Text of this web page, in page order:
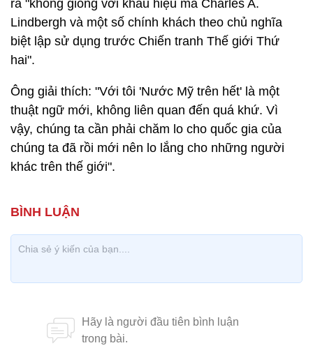
ra "không giống với khẩu hiệu mà Charles A.
Lindbergh và một số chính khách theo chủ nghĩa
biệt lập sử dụng trước Chiến tranh Thế giới Thứ
hai".
Ông giải thích: "Với tôi 'Nước Mỹ trên hết' là một
thuật ngữ mới, không liên quan đến quá khứ. Vì
vậy, chúng ta cần phải chăm lo cho quốc gia của
chúng ta đã rồi mới nên lo lắng cho những người
khác trên thế giới".